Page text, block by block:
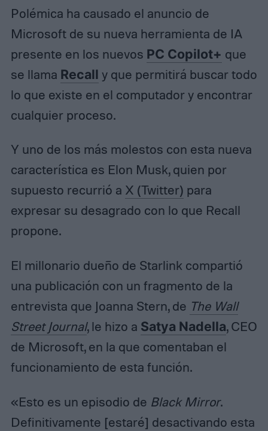
Polémica ha causado el anuncio de
Microsoft de su nueva herramienta de IA
presente en los nuevos PC Copilot+ que
se llama Recall y que permitirá buscar todo
lo que existe en el computador y encontrar
cualquier proceso.
Y uno de los más molestos con esta nueva
característica es Elon Musk, quien por
supuesto recurrió a X (Twitter) para
expresar su desagrado con lo que Recall
propone.
El millonario dueño de Starlink compartió
una publicación con un fragmento de la
entrevista que Joanna Stern, de The Wall
Street Journal, le hizo a Satya Nadella, CEO
de Microsoft, en la que comentaban el
funcionamiento de esta función.
«Esto es un episodio de Black Mirror.
Definitivamente [estaré] desactivando esta